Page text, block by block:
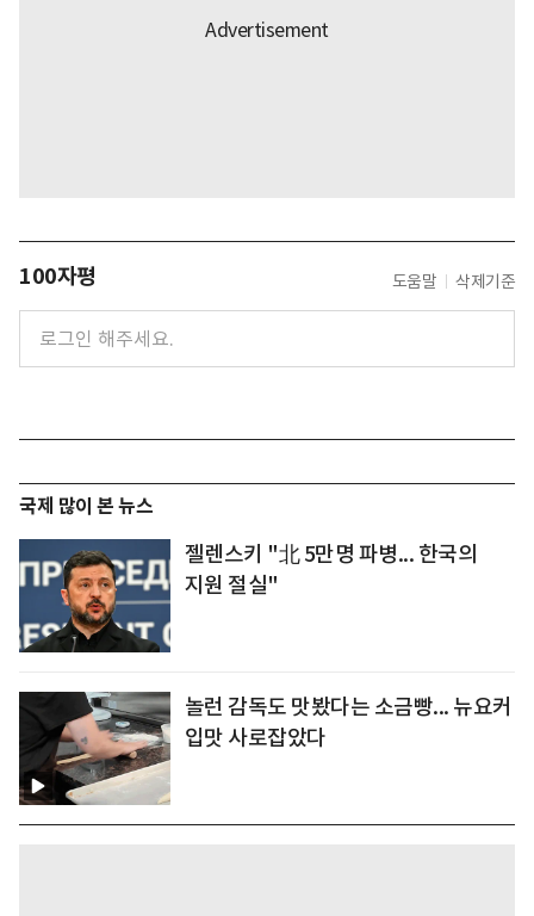
100자평 도움말 삭제기준
국제 많이 본 뉴스
젤렌스키 "北 5만명 파병... 한국의
지원 절실"
놀런 감독도 맛봤다는 소금빵... 뉴요커
입맛 사로잡았다